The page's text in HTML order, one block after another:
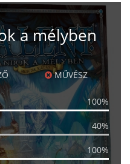
a mélyben
MŰVÉSZ
100%
40%
100%